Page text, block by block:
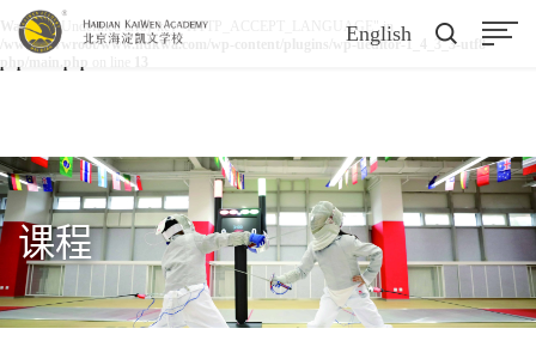
Warning: Undefined array key "HTTP_ACCEPT_LANGUAGE" in
/www/wwwroot/www.hdkwa.com/wp-content/plugins/wp-ueditor-1_4_3_3-utf8-
English
课程